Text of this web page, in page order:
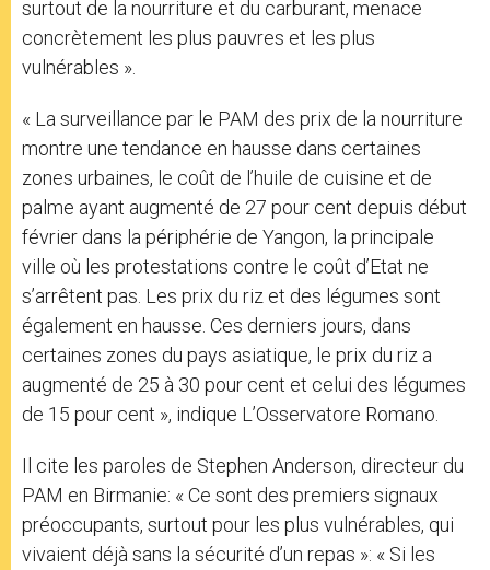
surtout de la nourriture et du carburant, menace
concrètement les plus pauvres et les plus
vulnérables ».
« La surveillance par le PAM des prix de la nourriture
montre une tendance en hausse dans certaines
zones urbaines, le coût de l’huile de cuisine et de
palme ayant augmenté de 27 pour cent depuis début
février dans la périphérie de Yangon, la principale
ville où les protestations contre le coût d’Etat ne
s’arrêtent pas. Les prix du riz et des légumes sont
également en hausse. Ces derniers jours, dans
certaines zones du pays asiatique, le prix du riz a
augmenté de 25 à 30 pour cent et celui des légumes
de 15 pour cent », indique L’Osservatore Romano.
Il cite les paroles de Stephen Anderson, directeur du
PAM en Birmanie: « Ce sont des premiers signaux
préoccupants, surtout pour les plus vulnérables, qui
vivaient déjà sans la sécurité d’un repas »: « Si les